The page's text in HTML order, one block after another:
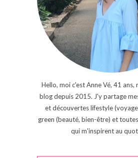
Hello, moi c'est Anne Vé, 41 ans,
blog depuis 2015. J'y partage
et découvertes lifestyle
green (beauté, bien-être) et
qui m'inspirent au